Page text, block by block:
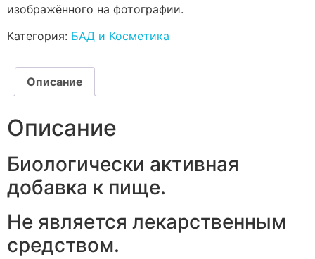
изображённого на фотографии.
Категория: БАД и Косметика
Описание
Описание
Биологически активная
добавка к пище.
Не является лекарственным
средством.